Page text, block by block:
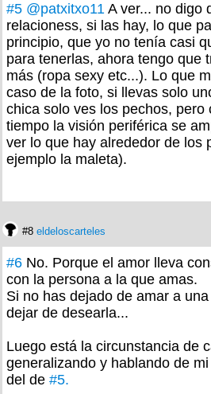
#5 @patxitxo11 A ver... no digo
relacioness, si las hay, lo que
principio, que yo no tenía casi
para tenerlas, ahora tengo que
más (ropa sexy etc...). Lo que
caso de la foto, si llevas solo
chica solo ves los pechos, pero
tiempo la visión periférica se
ver lo que hay alrededor de los
ejemplo la maleta).
#8 eldeloscarteles
#6 No. Porque el amor lleva
con la persona a la que amas.
Si no has dejado de amar a
dejar de desearla...
Luego está la circunstancia de
generalizando y hablando de
del de #5.